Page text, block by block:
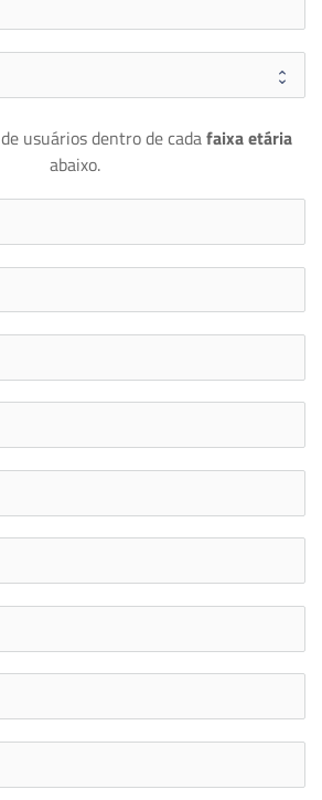
usuários dentro de cada
abaixo.